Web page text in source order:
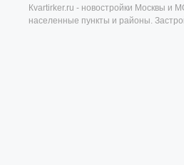
Кvartirker.ru - новостройки Москвы и
населенные пункты и районы.